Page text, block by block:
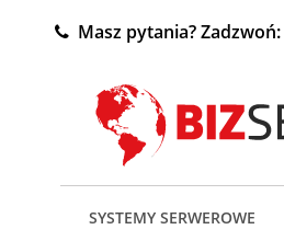
Masz pytania? Zadzwoń:
SYSTEMY SERWEROWE